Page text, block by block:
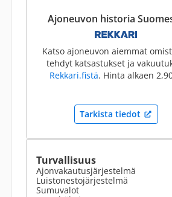
Ajoneuvon historia
Katso ajoneuvon aiemmat
tehdyt katsastukset ja
Rekkari.fistä. Hinta alkaen
Tarkista tiedot
Turvallisuus
Ajonvakautusjärjestelmä
Luistonestojärjestelmä
Sumuvalot